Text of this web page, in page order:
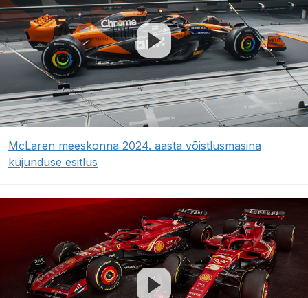
McLaren meeskonna 2024. aasta võistlusmasina
kujunduse esitlus